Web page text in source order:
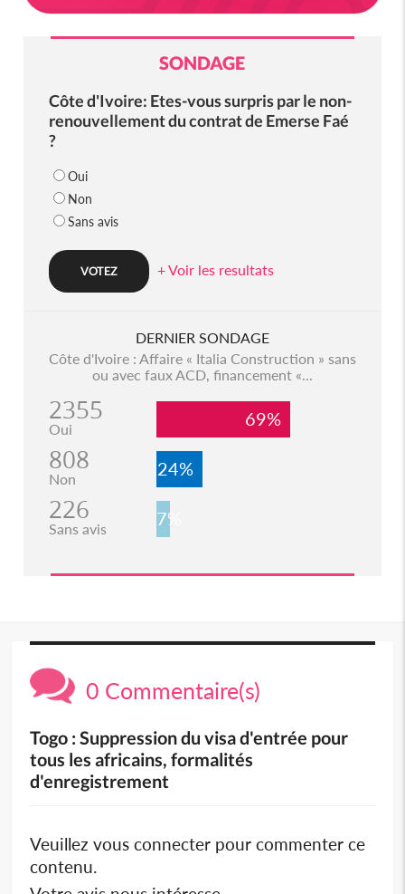
SONDAGE
Côte d'Ivoire: Etes-vous surpris par le non-
renouvellement du contrat de Emerse Faé
?
Oui
Non
Sans avis
+ Voir les resultats
DERNIER SONDAGE
Côte d'Ivoire : Affaire « Italia Construction » sans
ou avec faux ACD, financement «...
2355
Oui 69%
808
Non 24%
226
Sans avis 7%
0 Commentaire(s)
Togo : Suppression du visa d'entrée pour
tous les africains, formalités
d'enregistrement
Veuillez vous connecter pour commenter ce
contenu.